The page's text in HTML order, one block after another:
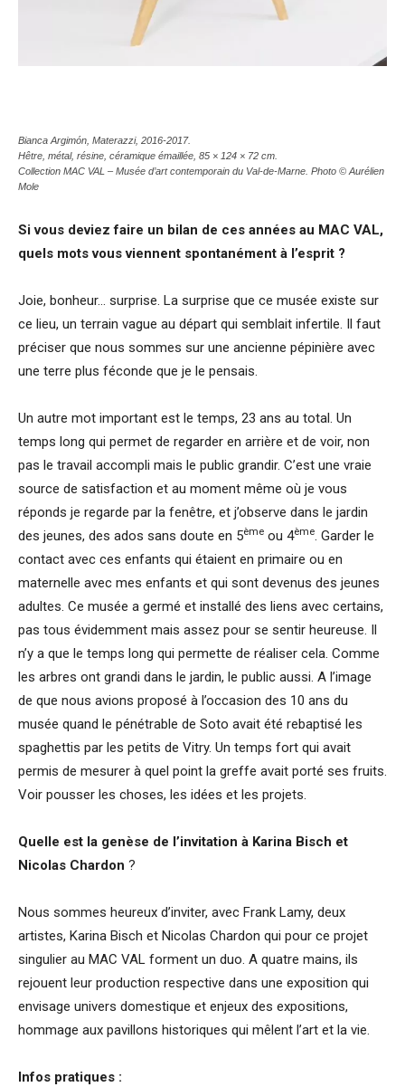
Bianca Argimón, Materazzi, 2016-2017.
Hêtre, métal, résine, céramique émaillée, 85 × 124 × 72 cm.
Collection MAC VAL – Musée d’art contemporain du Val-de-Marne. Photo © Aurélien
Mole
Si vous deviez faire un bilan de ces années au MAC VAL,
quels mots vous viennent spontanément à l’esprit ?
Joie, bonheur… surprise. La surprise que ce musée existe sur
ce lieu, un terrain vague au départ qui semblait infertile. Il faut
préciser que nous sommes sur une ancienne pépinière avec
une terre plus féconde que je le pensais.
Un autre mot important est le temps, 23 ans au total. Un
temps long qui permet de regarder en arrière et de voir, non
pas le travail accompli mais le public grandir. C’est une vraie
source de satisfaction et au moment même où je vous
réponds je regarde par la fenêtre, et j’observe dans le jardin
des jeunes, des ados sans doute en 5ème ou 4ème. Garder le
contact avec ces enfants qui étaient en primaire ou en
maternelle avec mes enfants et qui sont devenus des jeunes
adultes. Ce musée a germé et installé des liens avec certains,
pas tous évidemment mais assez pour se sentir heureuse. Il
n’y a que le temps long qui permette de réaliser cela. Comme
les arbres ont grandi dans le jardin, le public aussi. A l’image
de que nous avions proposé à l’occasion des 10 ans du
musée quand le pénétrable de Soto avait été rebaptisé les
spaghettis par les petits de Vitry. Un temps fort qui avait
permis de mesurer à quel point la greffe avait porté ses fruits.
Voir pousser les choses, les idées et les projets.
Quelle est la genèse de l’invitation à Karina Bisch et
Nicolas Chardon ?
Nous sommes heureux d’inviter, avec Frank Lamy, deux
artistes, Karina Bisch et Nicolas Chardon qui pour ce projet
singulier au MAC VAL forment un duo. A quatre mains, ils
rejouent leur production respective dans une exposition qui
envisage univers domestique et enjeux des expositions,
hommage aux pavillons historiques qui mêlent l’art et la vie.
Infos pratiques :